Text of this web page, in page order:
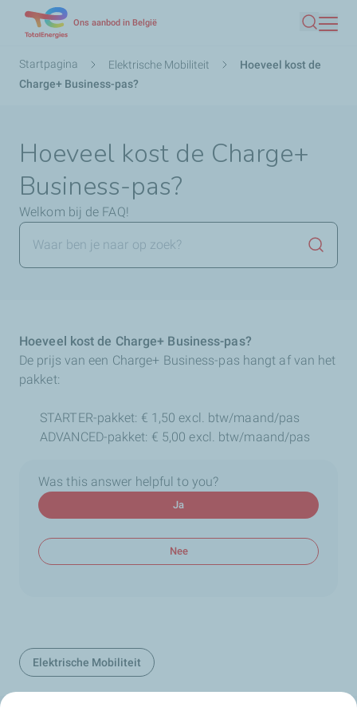
naar
Ons aanbod in België
Zoeken
Kruimelpad
Startpagina Elektrische Mobiliteit
Hoeveel kost de
Charge+ Business-pas?
Hoeveel kost de Charge+
Business-pas?
Welkom bij de FAQ!
Hoeveel kost de Charge+ Business-pas?
De prijs van een Charge+ Business-pas hangt af van het
pakket:
STARTER-pakket: € 1,50 excl. btw/maand/pas
ADVANCED-pakket: € 5,00 excl. btw/maand/pas
Was this answer helpful to you?
Ja
Nee
Elektrische Mobiliteit